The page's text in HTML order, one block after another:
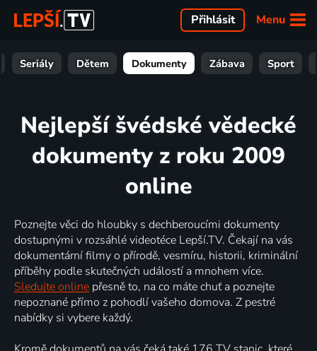
Menu
Přihlásit
Seriály Dětem Dokumenty Zábava Sport
Nejlepší švédské vědecké
dokumenty z roku 2009
online
Poznejte věci do hloubky s dechberoucími dokumenty
dostupnými v rozsáhlé videotéce Lepší.TV. Čekají na vás
dokumentární filmy o přírodě, vesmíru, historii, kriminální
příběhy podle skutečných událostí a mnohem více.
Sledujte online přesně to, na co máte chuť a poznejte
nepoznané přímo z pohodlí vašeho domova. Z pestré
nabídky si vybere každý.